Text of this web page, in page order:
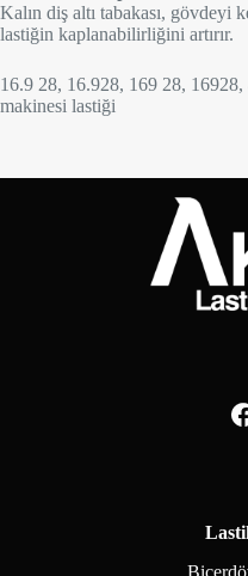
Kalın diş altı tabakası, gövdeyi
lastiğin kaplanabilirliğini artırır.
16.9 28, 16.928, 169 28,
makinesi lastiği